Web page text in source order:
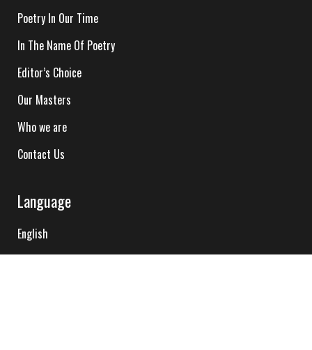
Poetry In Our Time
In The Name Of Poetry
Editor’s Choice
Our Masters
Who we are
Contact Us
Language
English